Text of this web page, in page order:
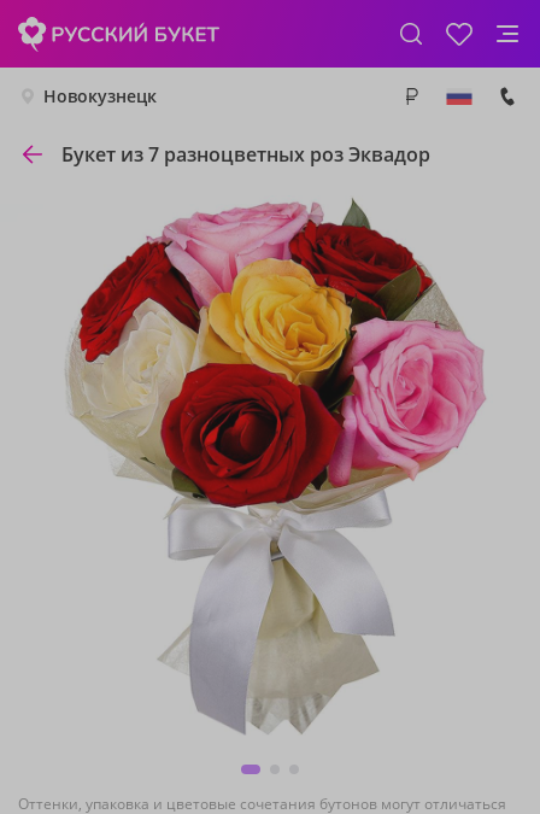
Новокузнецк
Букет из 7 разноцветных роз Эквадор
Оттенки, упаковка и цветовые сочетания бутонов могут отличаться